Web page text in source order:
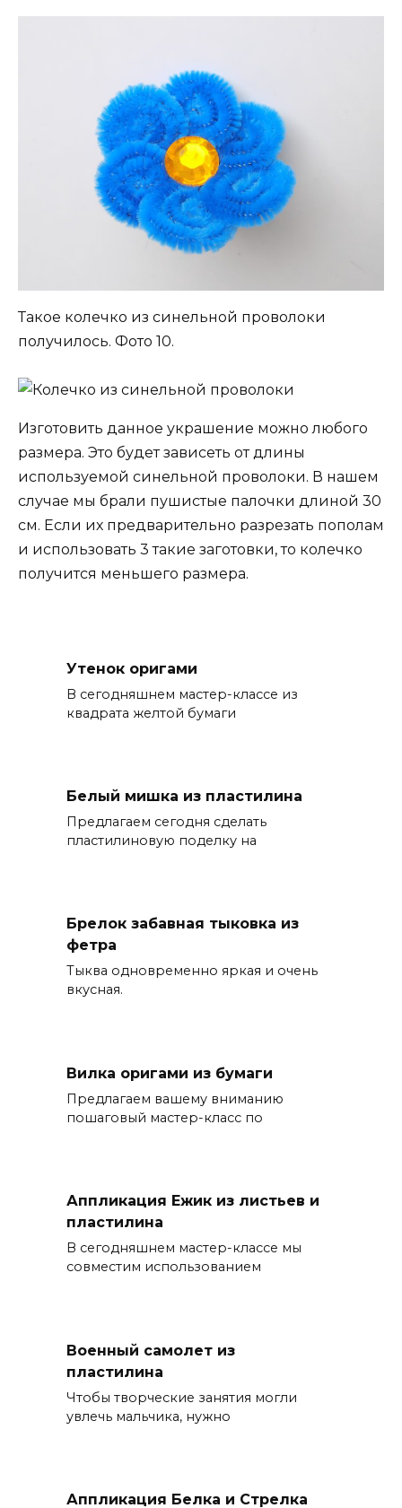
Такое колечко из синельной проволоки
получилось. Фото 10.
Изготовить данное украшение можно любого
размера. Это будет зависеть от длины
используемой синельной проволоки. В нашем
случае мы брали пушистые палочки длиной 30
см. Если их предварительно разрезать пополам
и использовать 3 такие заготовки, то колечко
получится меньшего размера.
Утенок оригами
В сегодняшнем мастер-классе из
квадрата желтой бумаги
Белый мишка из пластилина
Предлагаем сегодня сделать
пластилиновую поделку на
Брелок забавная тыковка из
фетра
Тыква одновременно яркая и очень
вкусная.
Вилка оригами из бумаги
Предлагаем вашему вниманию
пошаговый мастер-класс по
Аппликация Ежик из листьев и
пластилина
В сегодняшнем мастер-классе мы
совместим использованием
Военный самолет из
пластилина
Чтобы творческие занятия могли
увлечь мальчика, нужно
Аппликация Белка и Стрелка